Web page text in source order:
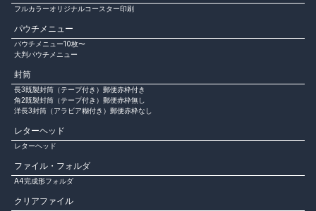
フルカラーオリジナルコースター印刷
パウチメニュー
パウチメニュー10枚〜
大判パウチメニュー
封筒
長3既製封筒（テープ付き）郵便赤枠付き
角2既製封筒（テープ付き）郵便赤枠無し
洋長3封筒（アラビア糊付き）郵便赤枠なし
レターヘッド
レターヘッド
ファイル・フォルダ
A4完成形フォルダ
クリアファイル